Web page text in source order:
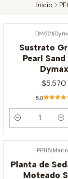
Inicio
DM521|
Sustrato
Pearl
Dymax
$5.570
5.0
Cantidad
PP115|
Planta de
Moteado